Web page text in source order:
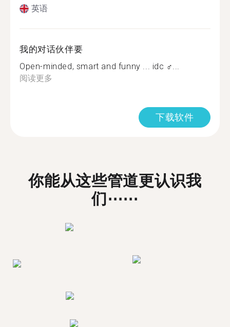
英语
我的对话伙伴要
Open-minded, smart and funny ... idc ‍♂...
阅读更多
下载软件
你能从这些管道更认识我
们⋯⋯